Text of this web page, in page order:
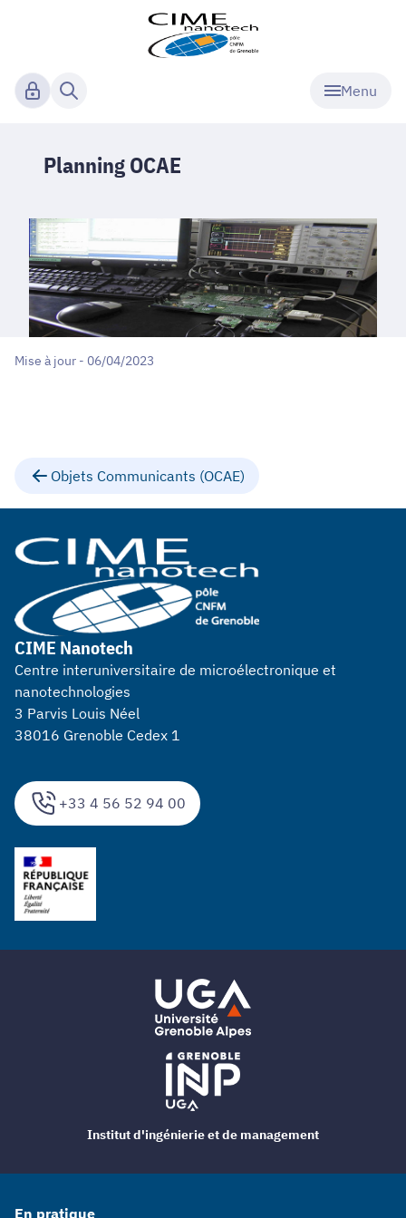
Menu
Planning OCAE
Mise à jour - 06/04/2023
Objets Communicants (OCAE)
+33 4 56 52 94 00
CIME Nanotech
Centre interuniversitaire de microélectronique et
nanotechnologies
3 Parvis Louis Néel
38016 Grenoble Cedex 1
En pratique
Institut d'ingénierie et de management